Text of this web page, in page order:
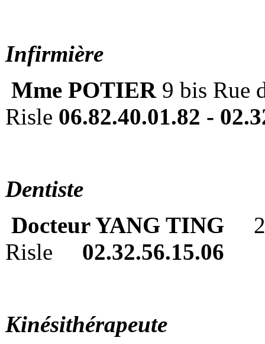
Infirmière
Mme POTIER 9 bis Rue
Risle 06.82.40.01.82 -
Dentiste
Docteur YANG TING
Risle 02.32.56.15.06
Kinésithérapeute